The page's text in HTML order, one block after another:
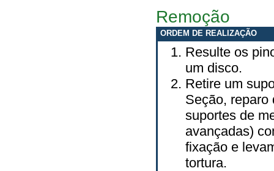
Remoção
ORDEM DE REALIZAÇÃO
Resulte os
um disco.
Retire um
Seção, reparo
suportes de
avançadas)
fixação e
tortura.